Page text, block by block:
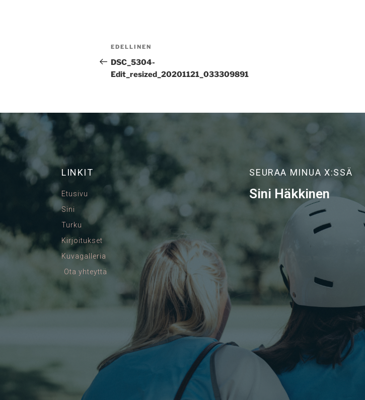
EDELLINEN
DSC_5304-
Edit_resized_20201121_033309891
LINKIT
Etusivu
Sini
Turku
Kirjoitukset
Kuvagalleria
Ota yhteyttä
SEURAA MINUA X:SSÄ
Sini Häkkinen